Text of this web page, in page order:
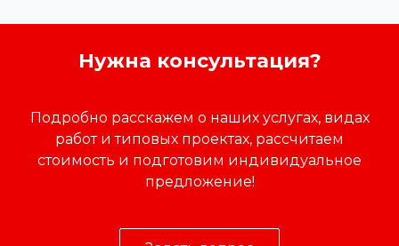
Нужна консультация?
Подробно расскажем о наших услугах, видах
работ и типовых проектах, рассчитаем
стоимость и подготовим индивидуальное
предложение!